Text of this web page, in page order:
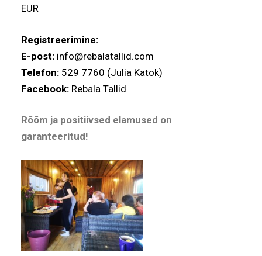
EUR
Registreerimine:
E-post: info@rebalatallid.com
Telefon: 529 7760 (Julia Katok)
Facebook: Rebala Tallid
Rõõm ja positiivsed elamused on
garanteeritud!